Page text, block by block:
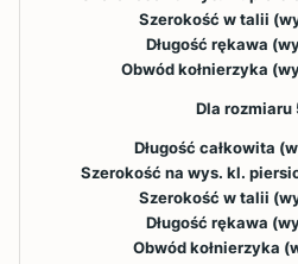
Szerokość w talii
Długość rękawa
Obwód kołnierzyka
Dla rozmiaru
Długość całkowita
Szerokość na wys. kl.
Szerokość w talii
Długość rękawa
Obwód kołnierzyka